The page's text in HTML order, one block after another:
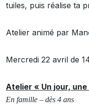
tuiles, puis réalise ta
Atelier animé par
Mercredi 22 avril de
Atelier « Un jour,
En famille – dès 4 ans